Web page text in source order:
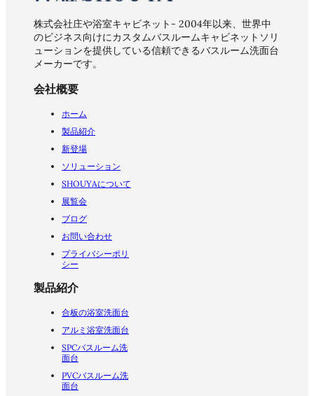
株式会社庄や浴室キャビネット- 2004年以来、世界中
のビジネス向けにカスタムバスルームキャビネットソリ
ューションを提供している信頼できるバスルーム洗面台
メーカーです。
会社概要
ホーム
製品紹介
新登場
ソリューション
SHOUYAについて
展覧会
ブログ
お問い合わせ
プライバシーポリ
シー
製品紹介
合板の浴室洗面台
アルミ浴室洗面台
SPCバスルーム洗
面台
PVCバスルーム洗
面台